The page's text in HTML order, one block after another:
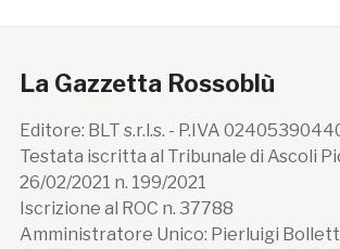
La Gazzetta Rossoblù
Editore: BLT s.r.l.s. - P.IVA
Testata iscritta al Tribunale di Ascoli
26/02/2021 n. 199/2021
Iscrizione al ROC n. 37788
Amministratore Unico: Pierluigi